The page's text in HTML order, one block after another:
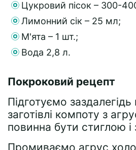
Цукровий пісок – 300-
Лимонний сік – 25 мл;
М'ята – 1 шт.;
Вода 2,8 л.
Покроковий рецепт
Підготуємо
заготівлі компоту з
повинна бути стиглою і
Промиваємо агрус